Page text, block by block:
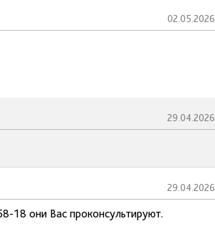
02.05.2026
29.04.2026
29.04.2026
18 они Вас проконсультируют.